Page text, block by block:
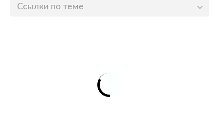
Ссылки по теме
Убийца ветерана чеченской войны 18 лет